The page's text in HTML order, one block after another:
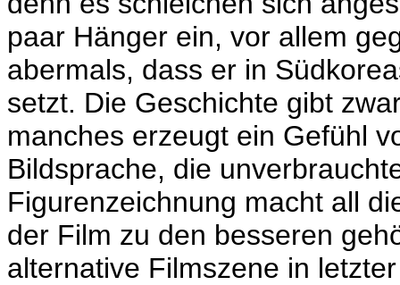
paar Hänger ein, vor allem
abermals, dass er in
setzt. Die Geschichte gibt
manches erzeugt ein Gefühl
Bildsprache, die
Figurenzeichnung macht all
der Film zu den besseren
alternative Filmszene in